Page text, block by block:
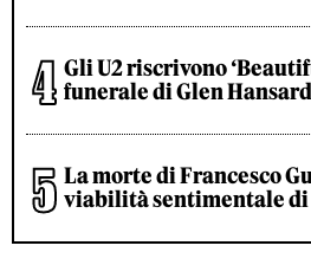
Gli U2 riscrivono
funerale di Glen Hansard
La morte di Francesco
viabilità sentimentale di